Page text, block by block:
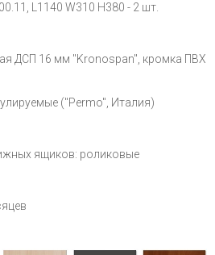
L1140 W310 H380 - 2 шт.
ДСП 16 мм "Kronospan", кромка ПВХ
("Permo", Италия)
ящиков: роликовые